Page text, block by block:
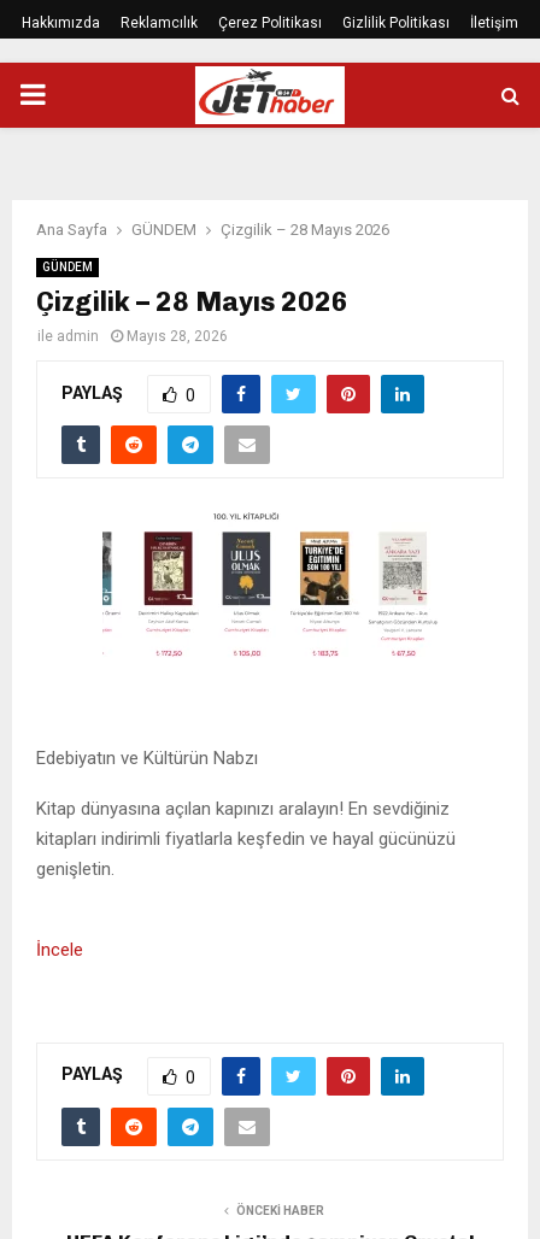
Hakkımızda Reklamcılık Çerez Politikası Gizlilik Politikası İletişim
PRIMARY
Ana Sayfa GÜNDEM Çizgilik – 28 Mayıs 2026
GÜNDEM
Çizgilik – 28 Mayıs 2026
ile admin Mayıs 28, 2026
PAYLAŞ 0
Edebiyatın ve Kültürün Nabzı
Kitap dünyasına açılan kapınızı aralayın! En sevdiğiniz
kitapları indirimli fiyatlarla keşfedin ve hayal gücünüzü
genişletin.
İncele
PAYLAŞ 0
ÖNCEKI HABER